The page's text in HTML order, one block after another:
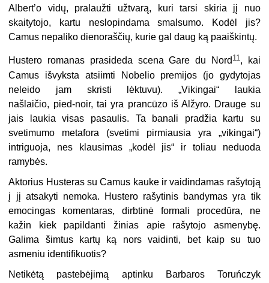
Albert’o vidų, pralaužti užtvarą, kuri tarsi skiria jį nuo
skaitytojo, kartu neslopindama smalsumo. Kodėl jis?
Camus nepaliko dienoraščių, kurie gal daug ką paaiškintų.
Hustero romanas prasideda scena Gare du Nord 11, kai
Camus išvyksta atsiimti Nobelio premijos (jo gydytojas
neleido jam skristi lėktuvu). „Vikingai“ laukia
našlaičio, pied-noir, tai yra prancūzo iš Alžyro. Drauge su
jais laukia visas pasaulis. Ta banali pradžia kartu su
svetimumo metafora (svetimi pirmiausia yra „vikingai“)
intriguoja, nes klausimas „kodėl jis“ ir toliau neduoda
ramybės.
Aktorius Husteras su Camus kauke ir vaidindamas rašytoją
į jį atsakyti nemoka. Hustero rašytinis bandymas yra tik
emocingas komentaras, dirbtinė formali procedūra, ne
kažin kiek papildanti žinias apie rašytojo asmenybę.
Galima šimtus kartų ką nors vaidinti, bet kaip su tuo
asmeniu identifikuotis?
Netikėtą pastebėjimą aptinku Barbaros Toruńczyk